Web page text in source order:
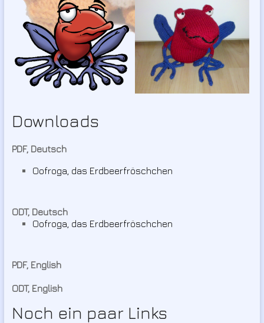
Downloads
PDF, Deutsch
Oofroga, das Erdbeerfröschchen
ODT, Deutsch
Oofroga, das Erdbeerfröschchen
PDF, English
ODT, English
Noch ein paar Links